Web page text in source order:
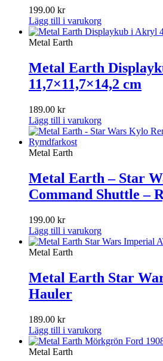
199.00 kr
Lägg till i varukorg
Metal Earth
Metal Earth
11,7×11,7×14,2 cm
189.00 kr
Lägg till i varukorg
Metal Earth
Metal Earth – Star
Command Shuttle –
199.00 kr
Lägg till i varukorg
Metal Earth
Metal Earth Star
Hauler
189.00 kr
Lägg till i varukorg
Metal Earth